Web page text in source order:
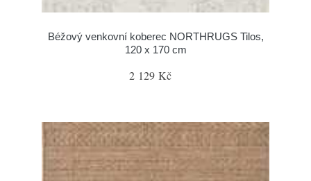
Béžový venkovní koberec NORTHRUGS Tilos,
120 x 170 cm
2 129 Kč